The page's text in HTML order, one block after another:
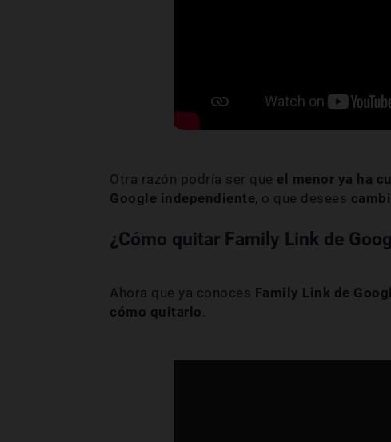
Otra razón podría ser que el menor ya ha
Google independiente, o que desees
¿Cómo quitar Family Link de
Ahora que ya conoces Family Link de
cómo quitarlo